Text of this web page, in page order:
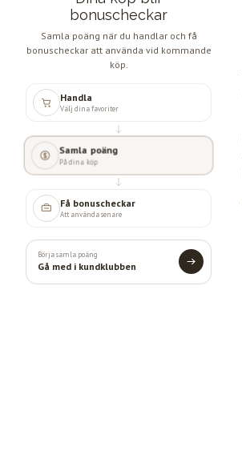
bonuscheckar
Samla poäng när du handlar och få
bonuscheckar att använda vid kommande
köp.
Handla
Välj dina favoriter
Samla poäng
På dina köp
Få bonuscheckar
Att använda senare
Börja samla poäng
Gå med i kundklubben